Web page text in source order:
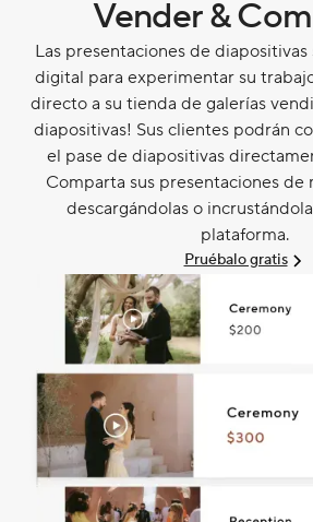
Vender &
Las presentaciones de
digital para experimentar su
directo a su tienda de galerías
diapositivas! Sus clientes podrán
el pase de diapositivas
Comparta sus presentaciones de
descargándolas o
plataforma.
Pruébalo gratis